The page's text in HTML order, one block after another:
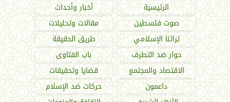
الرئيسية
أخبار وأحداث
صوت فلسطين
مقالات وتحليلات
تراثنا الإسلامي
طريق الحقيقة
حوار ضد التطرف
باب الفتاوى
الاقتصاد والمجتمع
قضايا وتحقيقات
داعمون
حركات ضد الإسلام